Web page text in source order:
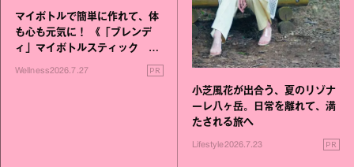
マイボトルで簡単に作れて、体
も心も元気に！ 《「ブレンデ
ィ」マイボトルスティック い
いこと毎日》シリーズが誕生
Wellness2026.7.27 PR
小芝風花が出合う、夏のリゾナ
ーレ八ヶ岳。日常を離れて、満
たされる旅へ
Lifestyle2026.7.23 PR